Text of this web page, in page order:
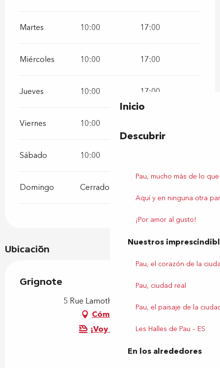
Inicio
Descubrir
Pau, mucho más de lo
Aquí y en ninguna otra
¡Por amor al gusto!
Nuestros
Pau, el corazón de la
Pau, ciudad real
Pau, el paisaje de la
Les Halles de Pau – ES
En los alrededores
Martes 10:00 17:00
Miércoles 10:00 17:00
Jueves 10:00 17:00
Viernes 10:00
Sábado 10:00
Domingo Cerrado
Ubicación
Grignote
5 Rue Lamothe, 64000 Pau
Cómo llegar
¡Voy en tren!